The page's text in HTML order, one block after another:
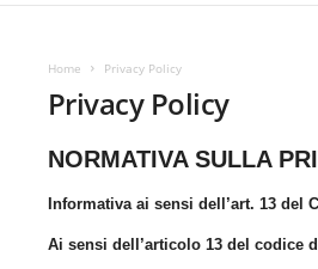
Home Privacy Policy
Privacy Policy
NORMATIVA SULLA
Informativa ai sensi dell’art. 13 del
Ai sensi dell’articolo 13 del codice